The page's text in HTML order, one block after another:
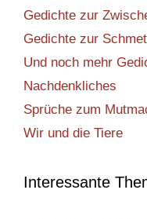
Gedichte zur
Gedichte zur
Und noch mehr
Nachdenkliches
Sprüche zum
Wir und die Tiere
Interessante